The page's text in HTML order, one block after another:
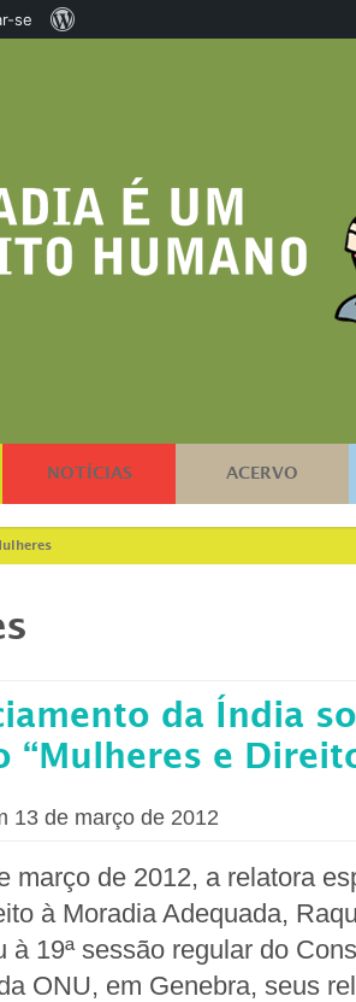
NOTÍCIAS ACERVO
da Índia
“Mulheres e
13 de março de 2012
março de 2012, a relatora
à Moradia Adequada,
à 19ª sessão regular do
ONU, em Genebra, seus
se